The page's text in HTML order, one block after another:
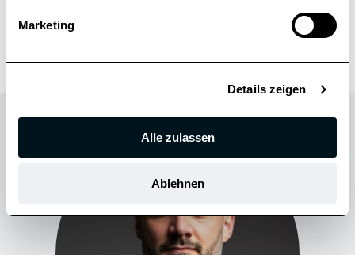
Marketing
Details zeigen
Alle zulassen
Ablehnen